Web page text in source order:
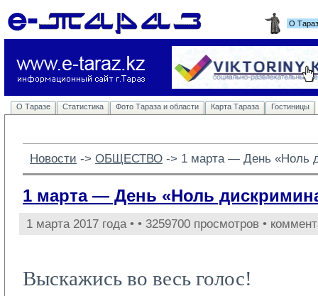
О
О Таразе Статистика Фото Тараза и области Карта Тараза Гостиницы
Новости -> ОБЩЕСТВО -> 1 марта — День «Ноль
1 марта — День «Ноль
1 марта 2017 года • • 3259700 просмотров •
Выскажись во весь голос!